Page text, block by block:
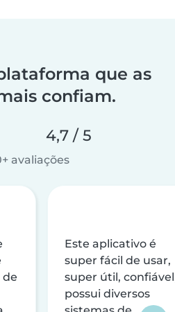
que as
confiam.
4,7 / 5
avaliações
de
Este aplicativo é
super fácil de usar,
super útil,
possui diversos